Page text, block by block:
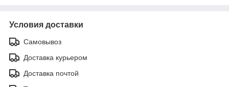
Условия доставки
Самовывоз
Доставка курьером
Доставка почтой